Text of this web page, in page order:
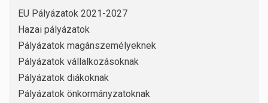
EU Pályázatok 2021-2027
Hazai pályázatok
Pályázatok magánszemélyeknek
Pályázatok vállalkozásoknak
Pályázatok diákoknak
Pályázatok önkormányzatoknak